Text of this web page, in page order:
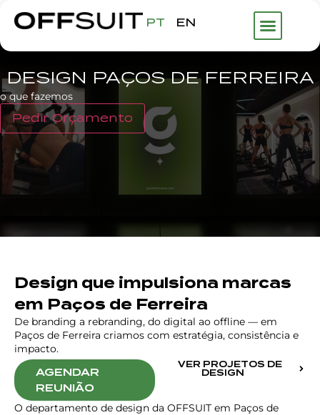
PT EN
DESIGN PAÇOS DE FERREIRA
o que fazemos
Pedir Orçamento
Design que impulsiona marcas
em Paços de Ferreira
De branding a rebranding, do digital ao offline — em
Paços de Ferreira criamos com estratégia, consistência e
impacto.
AGENDAR
REUNIÃO
VER PROJETOS DE
DESIGN
O departamento de design da OFFSUIT em Paços de